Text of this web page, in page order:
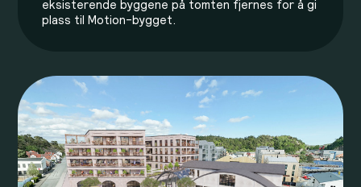
eksisterende byggene på tomten fjernes for å gi
plass til Motion-bygget.